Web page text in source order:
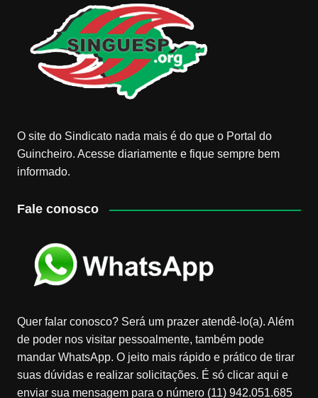
O site do Sindicato nada mais é do que o Portal do
Guincheiro. Acesse diariamente e fique sempre bem
informado.
Fale conosco
Quer falar conosco? Será um prazer atendê-lo(a). Além
de poder nos visitar pessoalmente, também pode
mandar WhatsApp. O jeito mais rápido e prático de tirar
suas dúvidas e realizar solicitações. É só clicar aqui e
enviar sua mensagem para o número (11) 942.051.685